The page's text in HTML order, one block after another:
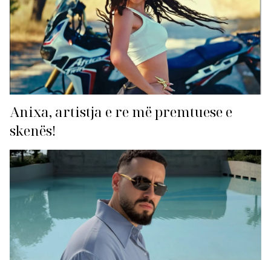
Anixa, artistja e re më premtuese e
skenës!